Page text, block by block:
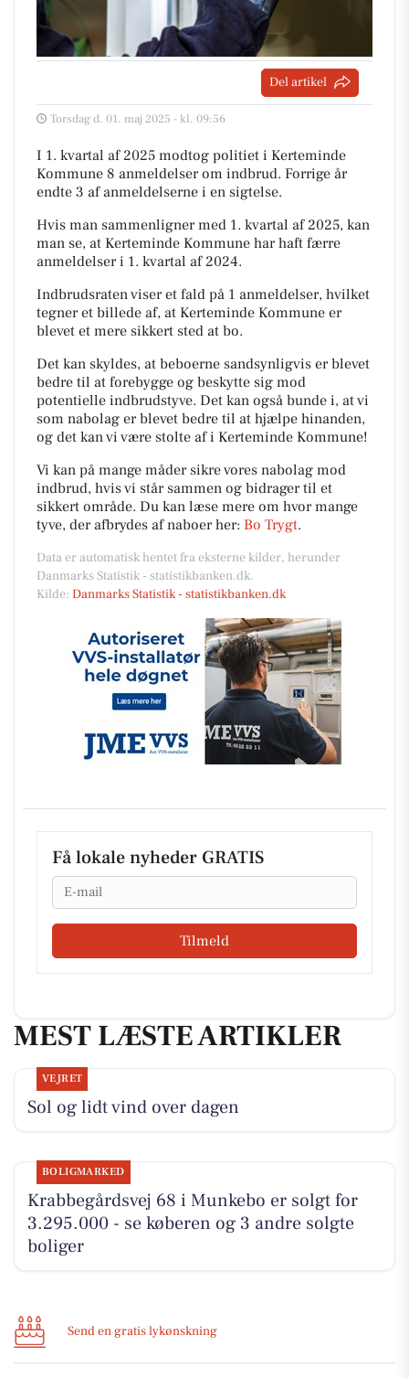
Del artikel
Torsdag d. 01. maj 2025 - kl. 09:56
I 1. kvartal af 2025 modtog politiet i Kerteminde
Kommune 8 anmeldelser om indbrud. Forrige år
endte 3 af anmeldelserne i en sigtelse.
Hvis man sammenligner med 1. kvartal af 2025, kan
man se, at Kerteminde Kommune har haft færre
anmeldelser i 1. kvartal af 2024.
Indbrudsraten viser et fald på 1 anmeldelser, hvilket
tegner et billede af, at Kerteminde Kommune er
blevet et mere sikkert sted at bo.
Det kan skyldes, at beboerne sandsynligvis er blevet
bedre til at forebygge og beskytte sig mod
potentielle indbrudstyve. Det kan også bunde i, at vi
som nabolag er blevet bedre til at hjælpe hinanden,
og det kan vi være stolte af i Kerteminde Kommune!
Vi kan på mange måder sikre vores nabolag mod
indbrud, hvis vi står sammen og bidrager til et
sikkert område. Du kan læse mere om hvor mange
tyve, der afbrydes af naboer her: Bo Trygt.
Data er automatisk hentet fra eksterne kilder, herunder
Danmarks Statistik - statistikbanken.dk.
Kilde: Danmarks Statistik - statistikbanken.dk
Få lokale nyheder GRATIS
Email
Tilmeld
MEST LÆSTE ARTIKLER
VEJRET
Sol og lidt vind over dagen
BOLIGMARKED
Krabbegårdsvej 68 i Munkebo er solgt for
3.295.000 - se køberen og 3 andre solgte
boliger
Send en gratis lykønskning